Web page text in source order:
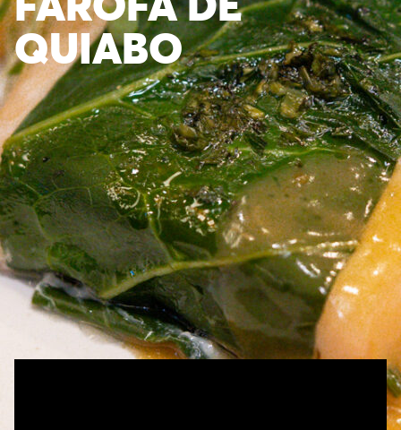
QUIABO
Compartilhe:
Receita por Ariani Malouf.